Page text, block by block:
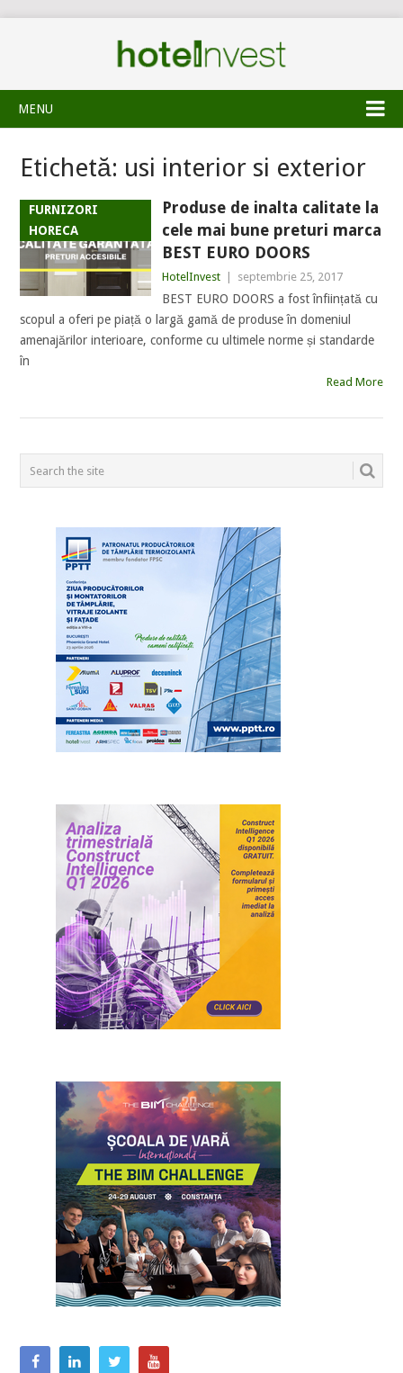
MENU
Etichetă: usi interior si exterior
FURNIZORI
HORECA
Produse de inalta calitate la
cele mai bune preturi marca
BEST EURO DOORS
HotelInvest septembrie 25, 2017
BEST EURO DOORS a fost înființată cu
scopul a oferi pe piață o largă gamă de produse în domeniul
amenajărilor interioare, conforme cu ultimele norme și standarde
în
Read More
POSTS
NAVIGATION